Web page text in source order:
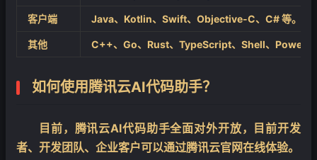
客户端 Java、Kotlin、Swift、Objective-C、C# 等。
其他 C++、Go、Rust、TypeScript、Shell、
如何使用腾讯云AI代码助手？
目前，腾讯云AI代码助手全面对外开放，目前开发
者、开发团队、企业客户可以通过腾讯云官网在线体验。